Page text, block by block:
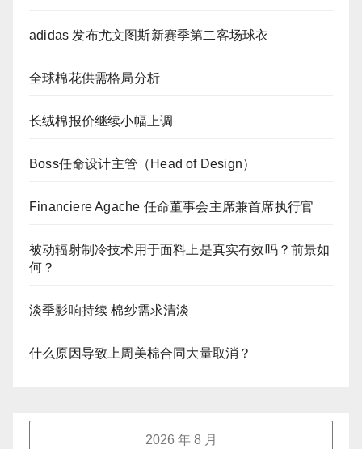
adidas 发布尤文图斯新赛季第二客场球衣
全球棉花供需格局分析
长绒棉报价继续小幅上调
Boss任命设计主管（Head of Design）
Financiere Agache 任命董事会主席兼首席执行官
被动辐射制冷技术用于面料上是真实有效吗？前景如
何？
淡季影响持续 棉纱需求清淡
什么原因导致上周美棉合同大量取消？
2026 年 8 月